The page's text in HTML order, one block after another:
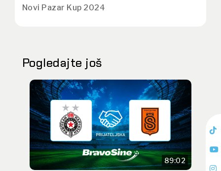
Novi Pazar Kup 2024
Pogledajte još
89:02